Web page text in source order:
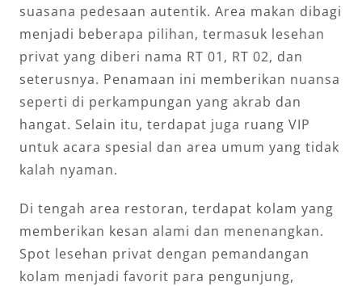
suasana pedesaan autentik. Area makan dibagi
menjadi beberapa pilihan, termasuk lesehan
privat yang diberi nama RT 01, RT 02, dan
seterusnya. Penamaan ini memberikan nuansa
seperti di perkampungan yang akrab dan
hangat. Selain itu, terdapat juga ruang VIP
untuk acara spesial dan area umum yang tidak
kalah nyaman.
Di tengah area restoran, terdapat kolam yang
memberikan kesan alami dan menenangkan.
Spot lesehan privat dengan pemandangan
kolam menjadi favorit para pengunjung,